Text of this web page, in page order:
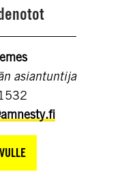
asiantuntija